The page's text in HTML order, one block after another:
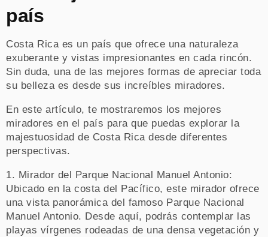
país
Costa Rica es un país que ofrece una naturaleza
exuberante y vistas impresionantes en cada rincón.
Sin duda, una de las mejores formas de apreciar toda
su belleza es desde sus increíbles miradores.
En este artículo, te mostraremos los mejores
miradores en el país para que puedas explorar la
majestuosidad de Costa Rica desde diferentes
perspectivas.
1. Mirador del Parque Nacional Manuel Antonio:
Ubicado en la costa del Pacífico, este mirador ofrece
una vista panorámica del famoso Parque Nacional
Manuel Antonio. Desde aquí, podrás contemplar las
playas vírgenes rodeadas de una densa vegetación y